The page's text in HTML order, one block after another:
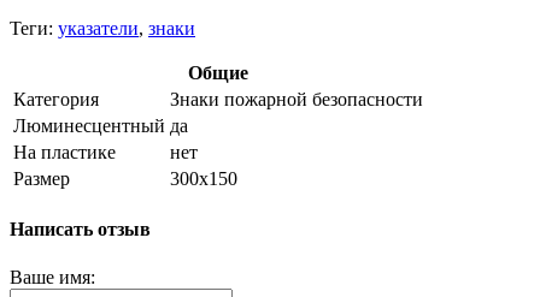
Теги: указатели, знаки
Общие
Категория
Знаки пожарной безопасности
Люминесцентный да
На пластике
нет
Размер
300х150
Написать отзыв
Ваше имя: